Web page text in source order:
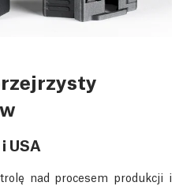
USA
nad procesem produkcji i